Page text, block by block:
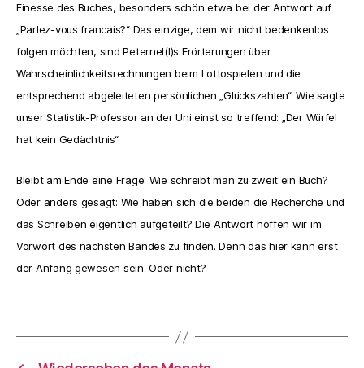
Finesse des Buches, besonders schön etwa bei der Antwort auf
„Parlez-vous francais?“ Das einzige, dem wir nicht bedenkenlos
folgen möchten, sind Peternel(l)s Erörterungen über
Wahrscheinlichkeitsrechnungen beim Lottospielen und die
entsprechend abgeleiteten persönlichen „Glückszahlen“. Wie sagte
unser Statistik-Professor an der Uni einst so treffend: „Der Würfel
hat kein Gedächtnis“.
Bleibt am Ende eine Frage: Wie schreibt man zu zweit ein Buch?
Oder anders gesagt: Wie haben sich die beiden die Recherche und
das Schreiben eigentlich aufgeteilt? Die Antwort hoffen wir im
Vorwort des nächsten Bandes zu finden. Denn das hier kann erst
der Anfang gewesen sein. Oder nicht?